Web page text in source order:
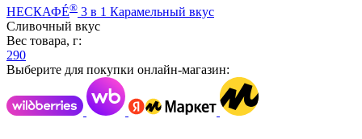
НЕСКАФÉ® 3 в 1 Карамельный вкус
Сливочный вкус
Вес товара, г:
290
Выберите для покупки онлайн-магазин: